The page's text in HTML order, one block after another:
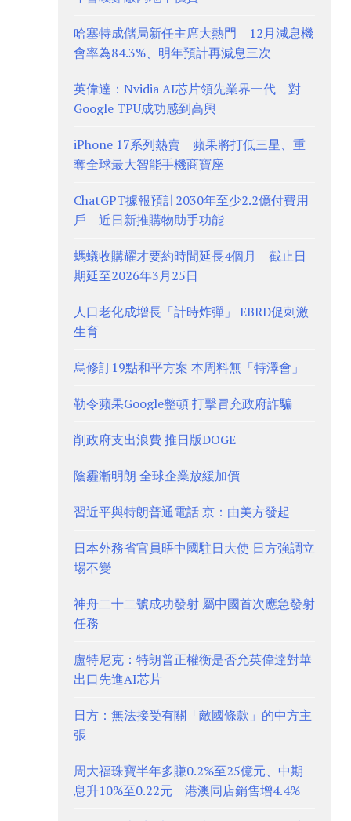
哈塞特成儲局新任主席大熱門 12月減息機
會率為84.3%、明年預計再減息三次
英偉達：Nvidia AI芯片領先業界一代 對
Google TPU成功感到高興
iPhone 17系列熱賣 蘋果將打低三星、重
奪全球最大智能手機商寶座
ChatGPT據報預計2030年至少2.2億付費用
戶 近日新推購物助手功能
螞蟻收購耀才要約時間延長4個月 截止日
期延至2026年3月25日
人口老化成增長「計時炸彈」 EBRD促刺激
生育
烏修訂19點和平方案 本周料無「特澤會」
勒令蘋果Google整頓 打擊冒充政府詐騙
削政府支出浪費 推日版DOGE
陰霾漸明朗 全球企業放緩加價
習近平與特朗普通電話 京：由美方發起
日本外務省官員晤中國駐日大使 日方強調立
場不變
神舟二十二號成功發射 屬中國首次應急發射
任務
盧特尼克：特朗普正權衡是否允英偉達對華
出口先進AI芯片
日方：無法接受有關「敵國條款」的中方主
張
周大福珠寶半年多賺0.2%至25億元、中期
息升10%至0.22元 港澳同店銷售增4.4%